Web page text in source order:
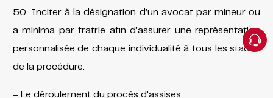
50. Inciter à la désignation d’un avocat par mineur ou
a minima par fratrie afin d’assurer une représentation
personnalisée de chaque individualité à tous les stades
de la procédure.
– Le déroulement du procès d’assises